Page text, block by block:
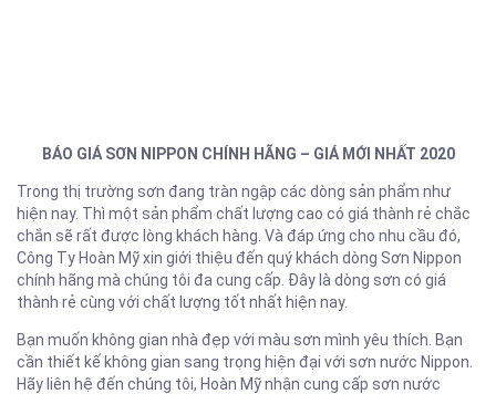
BÁO GIÁ SƠN NIPPON CHÍNH HÃNG – GIÁ MỚI NHẤT 2020
Trong thị trường sơn đang tràn ngập các dòng sản phẩm như
hiện nay. Thì một sản phẩm chất lượng cao có giá thành rẻ chắc
chắn sẽ rất được lòng khách hàng. Và đáp ứng cho nhu cầu đó,
Công Ty Hoàn Mỹ xin giới thiệu đến quý khách dòng Sơn Nippon
chính hãng mà chúng tôi đa cung cấp. Đây là dòng sơn có giá
thành rẻ cùng với chất lượng tốt nhất hiện nay.
Bạn muốn không gian nhà đẹp với màu sơn mình yêu thích. Bạn
cần thiết kế không gian sang trọng hiện đại với sơn nước Nippon.
Hãy liên hệ đến chúng tôi, Hoàn Mỹ nhận cung cấp sơn nước